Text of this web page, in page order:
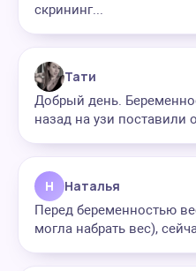
скрининг...
Тати
Добрый день.
назад на узи поставили
Н Наталья
Перед беременностью
могла набрать вес),